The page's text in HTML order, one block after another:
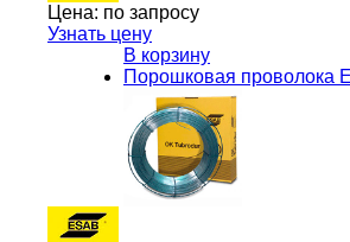
Цена: по запросу
Узнать цену
В корзину
Порошковая проволока